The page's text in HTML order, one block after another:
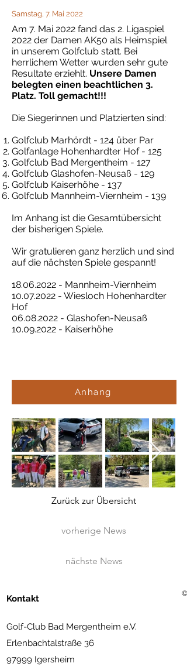
Samstag, 7. Mai 2022
Am 7. Mai 2022 fand das 2. Ligaspiel
2022 der Damen AK50 als Heimspiel
in unserem Golfclub statt. Bei
herrlichem Wetter wurden sehr gute
Resultate erziehlt. Unsere Damen
belegten einen beachtlichen 3.
Platz. Toll gemacht!!!
Die Siegerinnen und Platzierten sind:
Golfclub Marhördt - 124 über Par
Golfanlage Hohenhardter Hof - 125
Golfclub Bad Mergentheim - 127
Golfclub Glashofen-Neusaß - 129
Golfclub Kaiserhöhe - 137
Golfclub Mannheim-Viernheim - 139
Im Anhang ist die Gesamtübersicht
der bisherigen Spiele.
Wir gratulieren ganz herzlich und sind
auf die nächsten Spiele gespannt!
18.06.2022 - Mannheim-Viernheim
10.07.2022 - Wiesloch Hohenhardter
Hof
06.08.2022 - Glashofen-Neusaß
10.09.2022 - Kaiserhöhe
Anhang
Zurück zur Übersicht
vorherige News
nächste News
Kontakt
Golf-Club Bad Mergentheim e.V.
Erlenbachtalstraße 36
97999 Igersheim